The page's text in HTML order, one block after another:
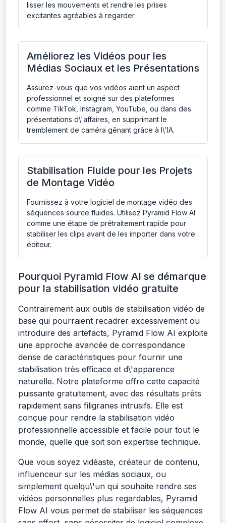
lisser les mouvements et rendre les prises
excitantes agréables à regarder.
Améliorez les Vidéos pour les
Médias Sociaux et les Présentations
Assurez-vous que vos vidéos aient un aspect
professionnel et soigné sur des plateformes
comme TikTok, Instagram, YouTube, ou dans des
présentations d\'affaires, en supprimant le
tremblement de caméra gênant grâce à l\'IA.
Stabilisation Fluide pour les Projets
de Montage Vidéo
Fournissez à votre logiciel de montage vidéo des
séquences source fluides. Utilisez Pyramid Flow AI
comme une étape de prétraitement rapide pour
stabiliser les clips avant de les importer dans votre
éditeur.
Pourquoi Pyramid Flow AI se démarque
pour la stabilisation vidéo gratuite
Contrairement aux outils de stabilisation vidéo de
base qui pourraient recadrer excessivement ou
introduire des artefacts, Pyramid Flow AI exploite
une approche avancée de correspondance
dense de caractéristiques pour fournir une
stabilisation très efficace et d\'apparence
naturelle. Notre plateforme offre cette capacité
puissante gratuitement, avec des résultats prêts
rapidement sans filigranes intrusifs. Elle est
conçue pour rendre la stabilisation vidéo
professionnelle accessible et facile pour tout le
monde, quelle que soit son expertise technique.
Que vous soyez vidéaste, créateur de contenu,
influenceur sur les médias sociaux, ou
simplement quelqu\'un qui souhaite rendre ses
vidéos personnelles plus regardables, Pyramid
Flow AI vous permet de stabiliser les séquences